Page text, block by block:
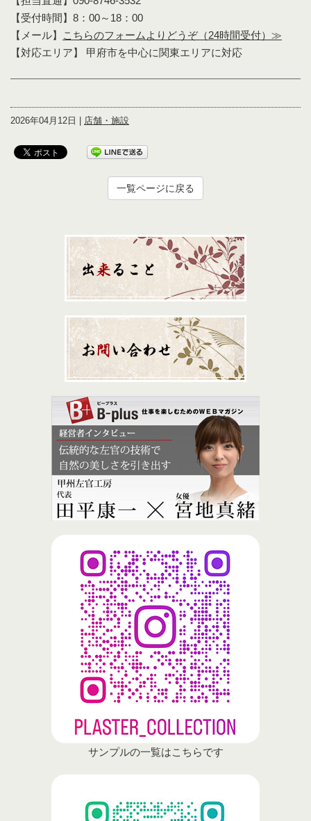
【受付時間】8：00～18：00
【メール】
こちらのフォームよりどうぞ（24時間受付）≫
【対応エリア】 甲府市を中心に関東エリアに対応
2026年04月12日 | 店舗・施設
一覧ページに戻る
サンプルの一覧はこちらです